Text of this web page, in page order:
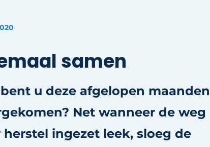
Nieuwsbrief
Privacy / Cookie statement
Vacature aanmelden
samen
u deze afgelopen maanden
Net wanneer de weg
herstel ingezet leek, sloeg de